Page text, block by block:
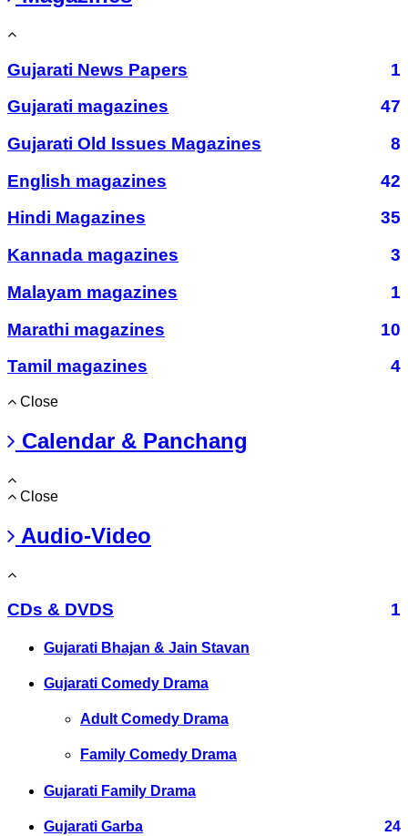
Gujarati News Papers
1
Gujarati magazines
47
Gujarati Old Issues Magazines
8
English magazines
42
Hindi Magazines
35
Kannada magazines
3
Malayam magazines
1
Marathi magazines
10
Tamil magazines
4
Close
Calendar & Panchang
Close
Audio-Video
CDs & DVDS 1
Gujarati Bhajan & Jain Stavan
Gujarati Comedy Drama
Adult Comedy Drama
Family Comedy Drama
Gujarati Family Drama
Gujarati Garba 24